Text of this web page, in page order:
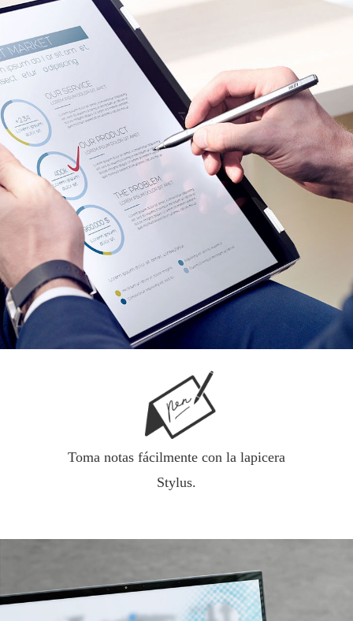
Toma notas fácilmente con la lapicera
Stylus.